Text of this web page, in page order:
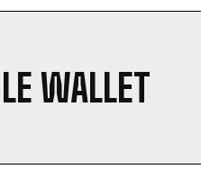
WALLET